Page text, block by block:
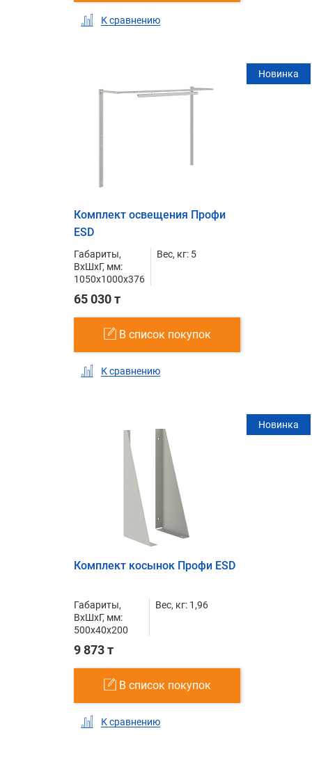
К сравнению
Новинка
Комплект освещения Профи
ESD
Габариты,
ВxШxГ, мм:
1050x1000x376
Вес, кг: 5
65 030 т
В список покупок
К сравнению
Новинка
Комплект косынок Профи ESD
Габариты,
ВxШxГ, мм:
500x40x200
Вес, кг: 1,96
9 873 т
В список покупок
К сравнению